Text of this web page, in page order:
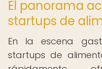
El panorama
startups de
En la escena
startups de